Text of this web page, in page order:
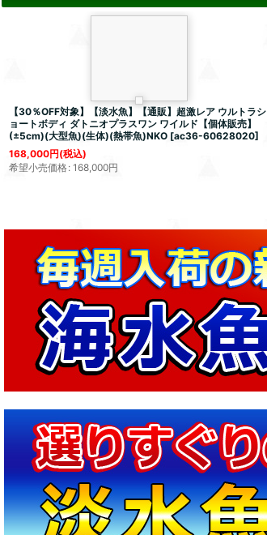
【30％OFF対象】【淡水魚】【通販】超激レア ウルトラシ
ョートボディ ダトニオプラスワン ワイルド【個体販売】
(±5cm)(大型魚)(生体)(熱帯魚)NKO [ac36-60628020]
168,000円(税込)
希望小売価格: 168,000円